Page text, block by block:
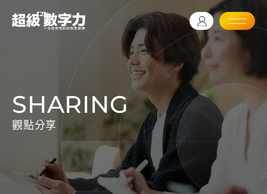
SHARING
觀點分享